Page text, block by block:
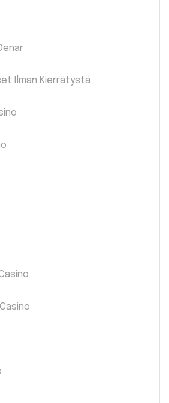
Ilman Kierrätystä